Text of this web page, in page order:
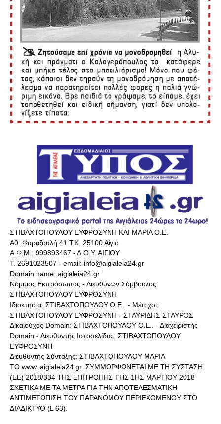
ΣΤΙΒΑΧΤΟΠΟΥΛΟΥ ΕΥΦΡΟΣΥΝΗ ΚΑΙ ΜΑΡΙΑ Ο.Ε.
Αθ. Φαραζουλή 41 Τ.Κ. 25100 Αίγιο
Α.Φ.Μ.: 999893467 - Δ.Ο.Υ. ΑΙΓΙΟΥ
Τ. 2691023507 - email: info@aigialeia24.gr
Domain name: aigialeia24.gr
Νόμιμος Εκπρόσωπος - Διευθύνων Σύμβουλος:
ΣΤΙΒΑΧΤΟΠΟΥΛΟΥ ΕΥΦΡΟΣΥΝΗ
Ιδιοκτησία: ΣΤΙΒΑΧΤΟΠΟΥΛΟΥ Ο.Ε.. - Μέτοχοι:
ΣΤΙΒΑΧΤΟΠΟΥΛΟΥ ΕΥΦΡΟΣΥΝΗ - ΣΤΑΥΡΙΔΗΣ ΣΤΑΥΡΟΣ
Δικαιούχος Domain: ΣΤΙΒΑΧΤΟΠΟΥΛΟΥ Ο.Ε.. - Διαχειριστής
Domain - Διευθυντής Ιστοσελίδας: ΣΤΙΒΑΧΤΟΠΟΥΛΟΥ
ΕΥΦΡΟΣΥΝΗ
Διευθυντής Σύνταξης: ΣΤΙΒΑΧΤΟΠΟΥΛΟΥ ΜΑΡΙΑ
ΤΟ www..aigialeia24.gr. ΣΥΜΜΟΡΦΩΝΕΤΑΙ ΜΕ ΤΗ ΣΥΣΤΑΣΗ
(ΕΕ) 2018/334 ΤΗΣ ΕΠΙΤΡΟΠΗΣ ΤΗΣ 1ΗΣ ΜΑΡΤΙΟΥ 2018
ΣΧΕΤΙΚΑ ΜΕ ΤΑ ΜΕΤΡΑ ΓΙΑ ΤΗΝ ΑΠΟΤΕΛΕΣΜΑΤΙΚΗ
ΑΝΤΙΜΕΤΩΠΙΣΗ ΤΟΥ ΠΑΡΑΝΟΜΟΥ ΠΕΡΙΕΧΟΜΕΝΟΥ ΣΤΟ
ΔΙΑΔΙΚΤΥΟ (L 63).